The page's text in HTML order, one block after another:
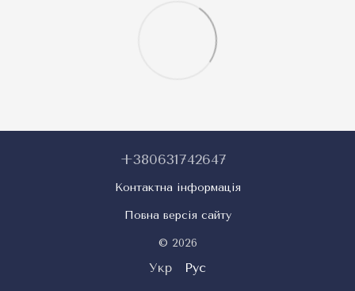
+380631742647
Контактна інформація
Повна версія сайту
© 2026
Укр Рус